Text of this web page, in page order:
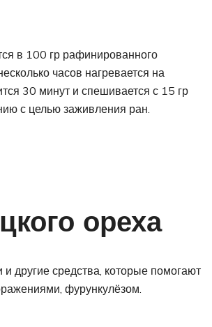
в 100 гр рафинированного
часов нагревается на
30 минут и спешивается с 15 гр
с целью заживления ран.
ореха
другие средства, которые помогают
фурункулёзом.